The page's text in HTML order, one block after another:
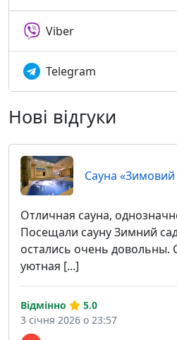
Viber
Telegram
Нові відгуки
Сауна «Зимовий
Отличная сауна,
Посещали сауну Зимний
остались очень довольны.
уютная [...]
Відмінно
5.0
3 січня 2026 о 23:57